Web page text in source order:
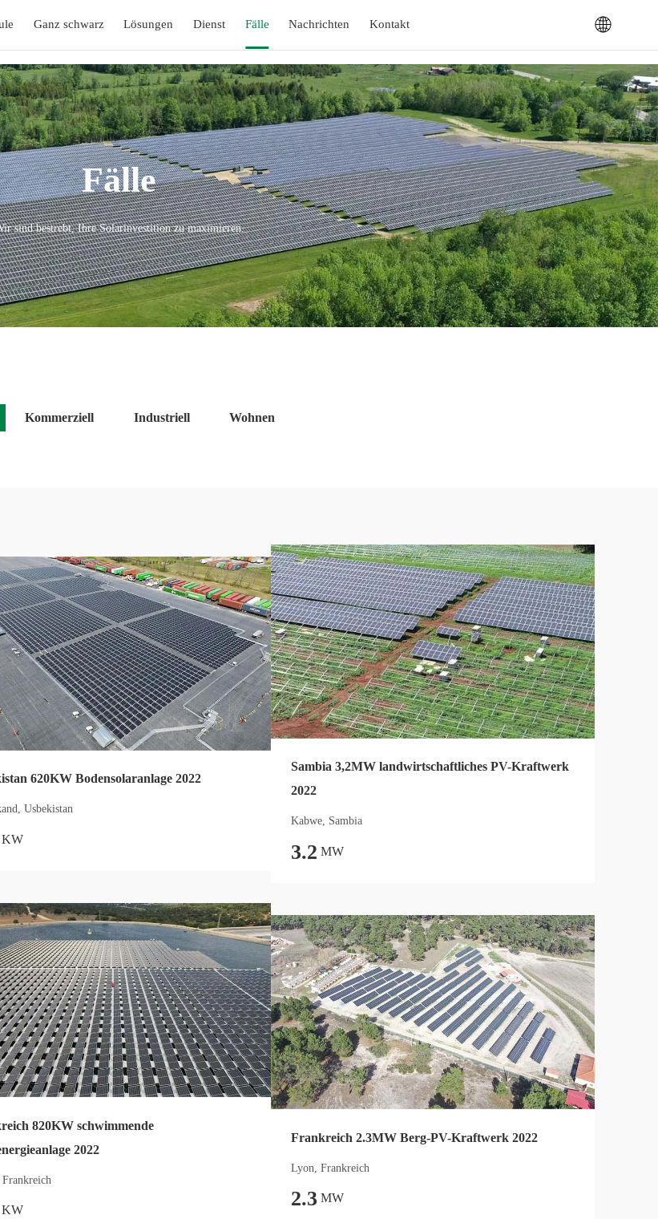
Ganz schwarz Lösungen Dienst Fälle Nachrichten Kontakt
Fälle
sind bestrebt, Ihre Solarinvestition zu maximieren.
Kommerziell Industriell Wohnen
620KW Bodensolaranlage 2022
Usbekistan
KW
Sambia 3,2MW landwirtschaftliches PV-Kraftwerk
2022
Kabwe, Sambia
3.2 MW
820KW schwimmende
2022
KW
Frankreich 2.3MW Berg-PV-Kraftwerk 2022
Lyon, Frankreich
2.3 MW